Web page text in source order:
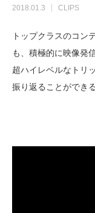
2018.01.3 CLIPS
トップクラスのコン
も、積極的に映像発
超ハイレベルなトリ
振り返ることができ